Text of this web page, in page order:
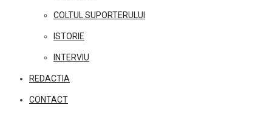
COLTUL SUPORTERULUI
ISTORIE
INTERVIU
REDACTIA
CONTACT